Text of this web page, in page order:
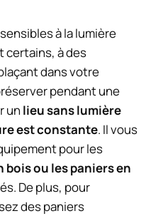
à la lumière
certains, à des
dans votre
pendant une
un lieu sans lumière
est constante. Il vous
pour les
bois ou les paniers en
De plus, pour
des paniers